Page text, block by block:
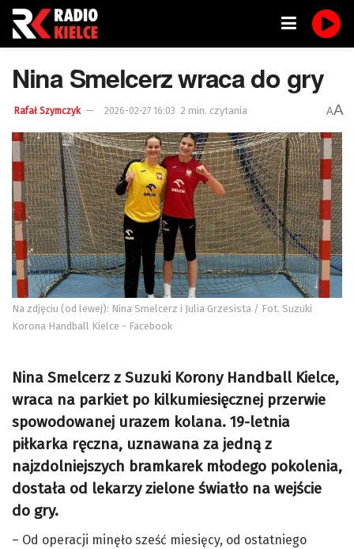
Nina Smelcerz wraca do gry
Rafał Szymczyk 2026-02-27 16:03 2 min. czytania AA
Na zdjęciu (od lewej): Nina Smelcerz i Julia Grzesista / Fot. Suzuki
Korona Handball Kielce - Facebook
Nina Smelcerz z Suzuki Korony Handball Kielce,
wraca na parkiet po kilkumiesięcznej przerwie
spowodowanej urazem kolana. 19-letnia
piłkarka ręczna, uznawana za jedną z
najzdolniejszych bramkarek młodego pokolenia,
dostała od lekarzy zielone światło na wejście
do gry.
– Od operacji minęło sześć miesięcy, od ostatniego